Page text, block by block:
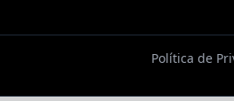
Política de